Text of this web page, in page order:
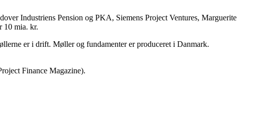
Industriens Pension og PKA, Siemens Project Ventures, Marguerite
10 mia. kr.
er i drift. Møller og fundamenter er produceret i Danmark.
Finance Magazine).